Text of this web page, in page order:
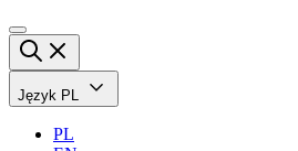
Język PL
PL